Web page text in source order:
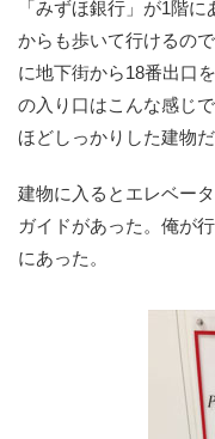
「みずほ銀行」が1階
からも歩いて行けるの
に地下街から18番出口
の入り口はこんな感じ
ほどしっかりした建物だ
建物に入るとエレベー
ガイドがあった。俺が
にあった。